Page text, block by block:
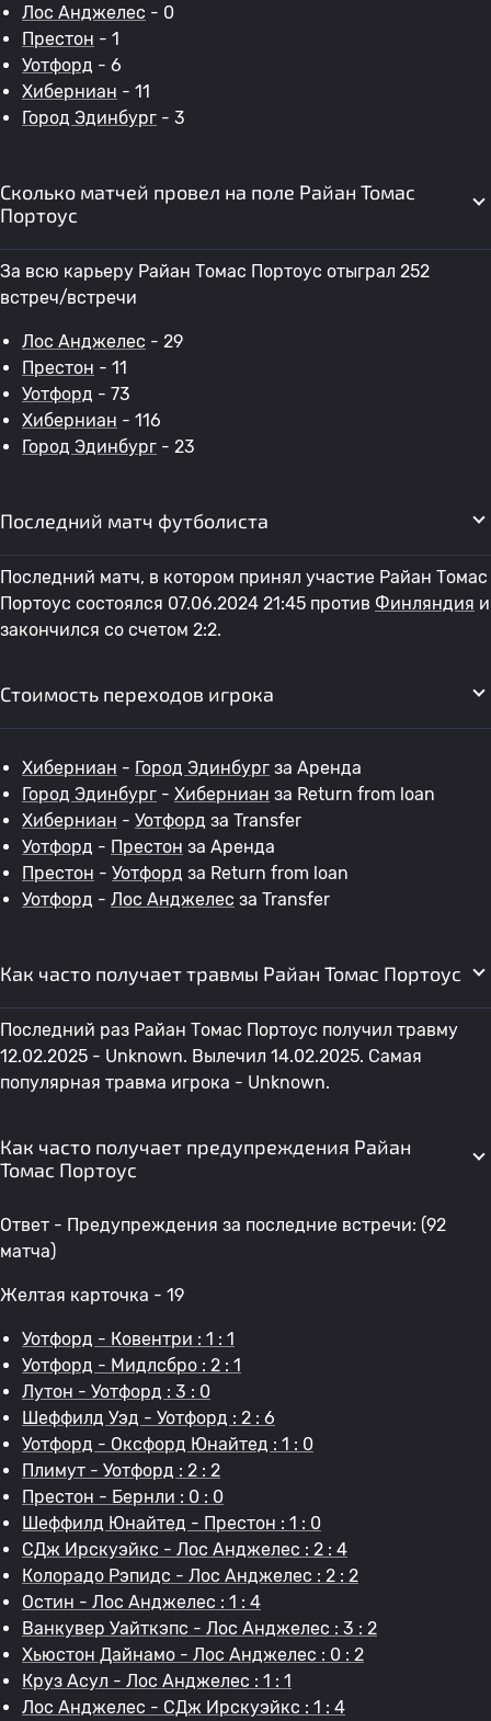
Лос Анджелес - 0
Престон - 1
Уотфорд - 6
Хиберниан - 11
Город Эдинбург - 3
Сколько матчей провел на поле Райан Томас
Портоус
За всю карьеру Райан Томас Портоус отыграл 252
встреч/встречи
Лос Анджелес - 29
Престон - 11
Уотфорд - 73
Хиберниан - 116
Город Эдинбург - 23
Последний матч футболиста
Последний матч, в котором принял участие Райан Томас
Портоус состоялся 07.06.2024 21:45 против Финляндия и
закончился со счетом 2:2.
Стоимость переходов игрока
Хиберниан - Город Эдинбург за Аренда
Город Эдинбург - Хиберниан за Return from loan
Хиберниан - Уотфорд за Transfer
Уотфорд - Престон за Аренда
Престон - Уотфорд за Return from loan
Уотфорд - Лос Анджелес за Transfer
Как часто получает травмы Райан Томас Портоус
Последний раз Райан Томас Портоус получил травму
12.02.2025 - Unknown. Вылечил 14.02.2025. Самая
популярная травма игрока - Unknown.
Как часто получает предупреждения Райан
Томас Портоус
Ответ - Предупреждения за последние встречи: (92
матча)
Желтая карточка - 19
Уотфорд - Ковентри : 1 : 1
Уотфорд - Мидлсбро : 2 : 1
Лутон - Уотфорд : 3 : 0
Шеффилд Уэд - Уотфорд : 2 : 6
Уотфорд - Оксфорд Юнайтед : 1 : 0
Плимут - Уотфорд : 2 : 2
Престон - Бернли : 0 : 0
Шеффилд Юнайтед - Престон : 1 : 0
СДж Ирскуэйкс - Лос Анджелес : 2 : 4
Колорадо Рэпидс - Лос Анджелес : 2 : 2
Остин - Лос Анджелес : 1 : 4
Ванкувер Уайткэпс - Лос Анджелес : 3 : 2
Хьюстон Дайнамо - Лос Анджелес : 0 : 2
Круз Асул - Лос Анджелес : 1 : 1
Лос Анджелес - СДж Ирскуэйкс : 1 : 4